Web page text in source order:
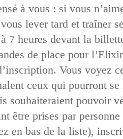
à vous : si vous
lever tard et traîner
7 heures devant la
de place pour
Vous voyez
ceux qui pourront
souhaiteraient pouvoir
être prises par
en bas de la liste),